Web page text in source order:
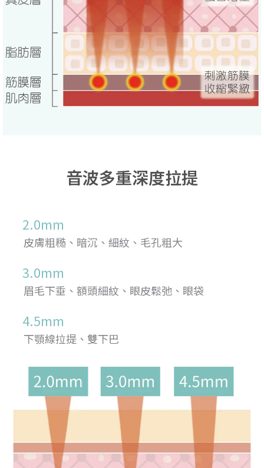
音波多重深度拉提
2.0mm
皮膚粗糙、暗沉、細紋、毛孔粗大
3.0mm
眉毛下垂、額頭細紋、眼皮鬆弛、眼袋
4.5mm
下顎線拉提、雙下巴